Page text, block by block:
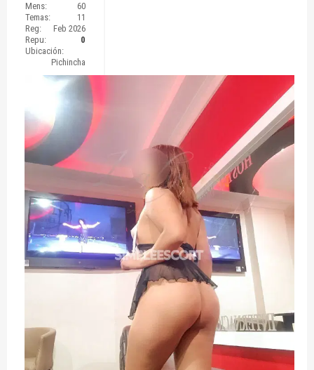
Mens:
60
Temas:
11
Reg:
Feb 2026
Repu:
0
Ubicación:
Pichincha